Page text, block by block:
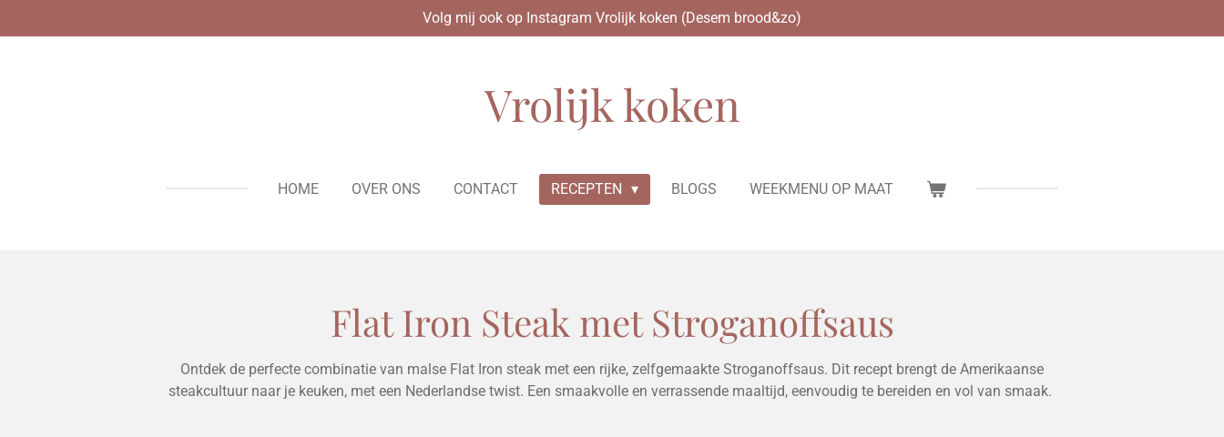
direct
Volg mij ook op Instagram Vrolijk koken (Desem brood&zo)
Vrolijk koken
HOME OVER ONS CONTACT RECEPTEN BLOGS WEEKMENU OP MAAT
Flat Iron Steak met Stroganoffsaus
Ontdek de perfecte combinatie van malse Flat Iron steak met een rijke, zelfgemaakte Stroganoffsaus. Dit recept brengt de Amerikaanse
steakcultuur naar je keuken, met een Nederlandse twist. Een smaakvolle en verrassende maaltijd, eenvoudig te bereiden en vol van smaak.